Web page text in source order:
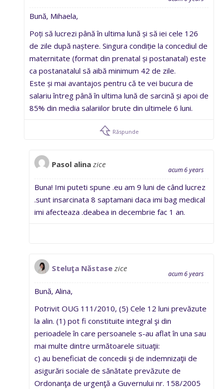
Bună, Mihaela,
Poți să lucrezi până în ultima lună și să iei cele 126
de zile după naștere. Singura condiție la concediul de
maternitate (format din prenatal și postanatal) este
ca postanatalul să aibă minimum 42 de zile.
Este și mai avantajos pentru că te vei bucura de
salariu întreg până în ultima lună de sarcină și apoi de
85% din media salariilor brute din ultimele 6 luni.
Răspunde
Pasol alina zice
acum 6 years
Buna! Imi puteti spune .eu am 9 luni de când lucrez
.sunt insarcinata 8 saptamani daca imi bag medical
imi afecteaza .deabea in decembrie fac 1 an.
Steluţa Năstase zice
acum 6 years
Bună, Alina,
Potrivit OUG 111/2010, (5) Cele 12 luni prevăzute
la alin. (1) pot fi constituite integral şi din
perioadele în care persoanele s-au aflat în una sau
mai multe dintre următoarele situaţii:
c) au beneficiat de concedii şi de indemnizaţii de
asigurări sociale de sănătate prevăzute de
Ordonanţa de urgenţă a Guvernului nr. 158/2005